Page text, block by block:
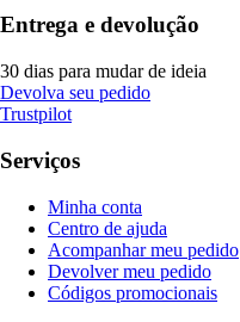
Entrega e devolução
30 dias para mudar de ideia
Devolva seu pedido
Trustpilot
Serviços
Minha conta
Centro de ajuda
Acompanhar meu pedido
Devolver meu pedido
Códigos promocionais